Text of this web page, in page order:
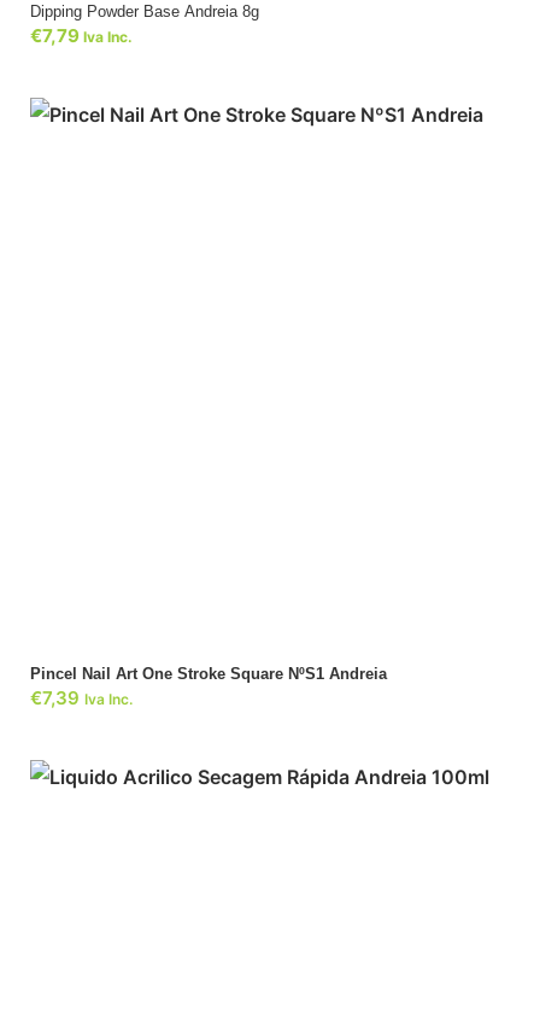
Dipping Powder Base Andreia 8g
€7,79 Iva Inc.
Pincel Nail Art One Stroke Square NºS1 Andreia
€7,39 Iva Inc.